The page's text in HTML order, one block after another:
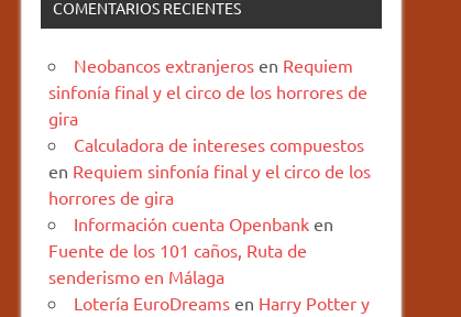
COMENTARIOS RECIENTES
Neobancos extranjeros en Requiem
sinfonía final y el circo de los horrores de
gira
Calculadora de intereses compuestos
en Requiem sinfonía final y el circo de los
horrores de gira
Información cuenta Openbank en
Fuente de los 101 caños, Ruta de
senderismo en Málaga
Lotería EuroDreams en Harry Potter y